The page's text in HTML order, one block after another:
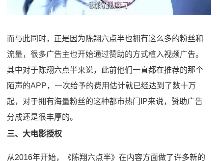
而与此同时，正是因为陈翔六点半也拥有这么多的粉丝和
流量，很多广告主也开始通过赞助的方式植入视频广告。
其中对于陈翔六点半来说，此前他们一直都在推荐的那个
陌声的APP，一次给予的费用估计就已经达到了数十万
起，对于拥有海量粉丝的这种都市热门IP来说，赞助广告
分成还是很丰厚的。
三、大电影授权
从2016年开始，《陈翔六点半》在内容方面做了许多新的